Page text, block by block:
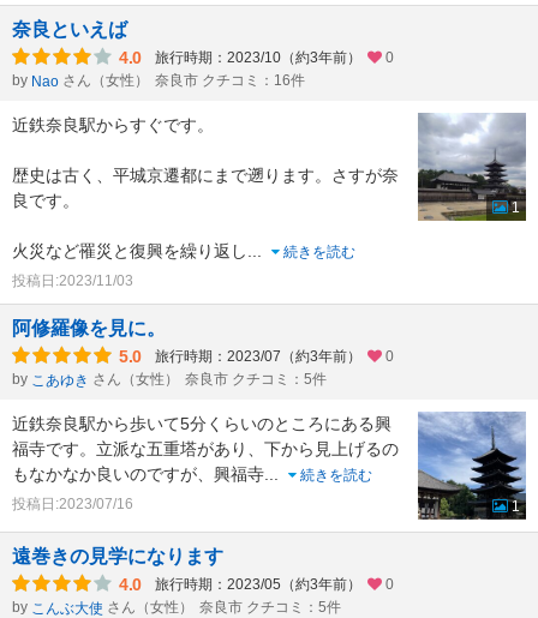
奈良といえば
4.0 旅行時期：2023/10（約3年前）
0
by Nao さん（女性） 奈良市 クチコミ：16件
近鉄奈良駅からすぐです。
歴史は古く、平城京遷都にまで遡ります。さすが奈
良です。
火災など罹災と復興を繰り返し
続きを読む
投稿日:2023/11/03
1
阿修羅像を見に。
5.0 旅行時期：2023/07（約3年前）
0
by こあゆき さん（女性） 奈良市 クチコミ：5件
近鉄奈良駅から歩いて5分くらいのところにある興
福寺です。立派な五重塔があり、下から見上げるの
もなかなか良いのですが、興福寺
続きを読む
投稿日:2023/07/16
1
遠巻きの見学になります
4.0 旅行時期：2023/05（約3年前）
0
by こんぶ大使 さん（女性） 奈良市 クチコミ：5件